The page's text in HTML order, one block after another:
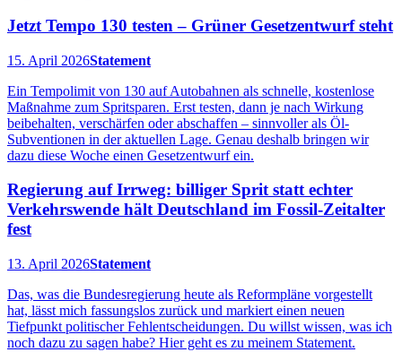
Jetzt Tempo 130 testen – Grüner Gesetzentwurf steht
15. April 2026Statement
Ein Tempolimit von 130 auf Autobahnen als schnelle, kostenlose
Maßnahme zum Spritsparen. Erst testen, dann je nach Wirkung
beibehalten, verschärfen oder abschaffen – sinnvoller als Öl-
Subventionen in der aktuellen Lage. Genau deshalb bringen wir
dazu diese Woche einen Gesetzentwurf ein.
Regierung auf Irrweg: billiger Sprit statt echter
Verkehrswende hält Deutschland im Fossil-Zeitalter
fest
13. April 2026Statement
Das, was die Bundesregierung heute als Reformpläne vorgestellt
hat, lässt mich fassungslos zurück und markiert einen neuen
Tiefpunkt politischer Fehlentscheidungen. Du willst wissen, was ich
noch dazu zu sagen habe? Hier geht es zu meinem Statement.